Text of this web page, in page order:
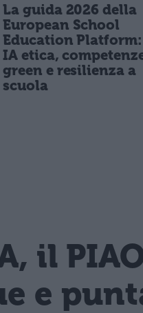
La guida 2026 della
European School
Education Platform:
IA etica,
green e resilienza a
scuola
il
e